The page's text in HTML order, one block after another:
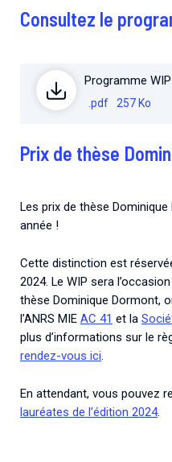
Consultez le
Programme
.pdf 257 Ko
Prix de thèse
Les prix de thèse
année !
Cette distinction est
2024. Le WIP sera
thèse Dominique Dormont,
l’ANRS MIE AC 41 et la
plus d’informations sur le
rendez-vous ici.
En attendant, vous pouvez
lauréates de l’édition 2024.